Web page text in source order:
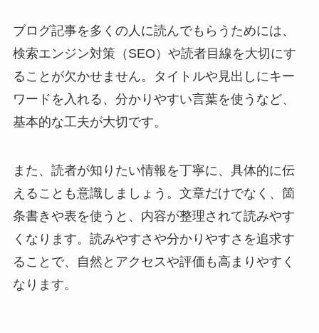
ブログ記事を多くの人に読んでもらうためには、
検索エンジン対策（SEO）や読者目線を大切にす
ることが欠かせません。タイトルや見出しにキー
ワードを入れる、分かりやすい言葉を使うなど、
基本的な工夫が大切です。
また、読者が知りたい情報を丁寧に、具体的に伝
えることも意識しましょう。文章だけでなく、箇
条書きや表を使うと、内容が整理されて読みやす
くなります。読みやすさや分かりやすさを追求す
ることで、自然とアクセスや評価も高まりやすく
なります。